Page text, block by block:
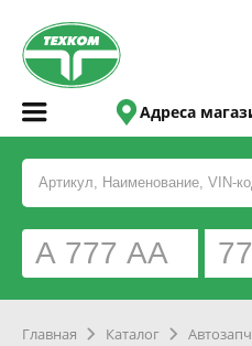
Адреса
Главная Каталог